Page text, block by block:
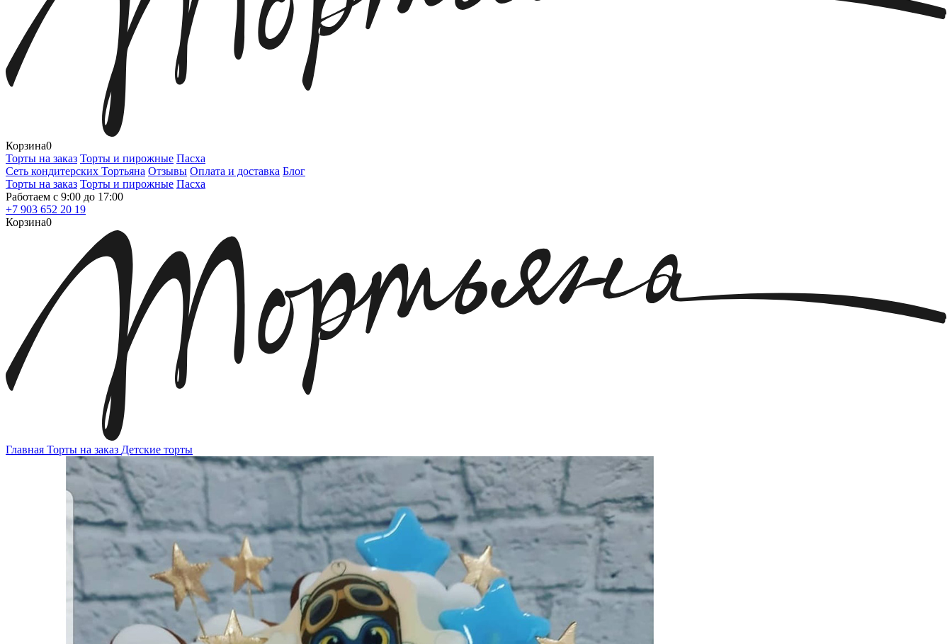
Корзина0
Торты на заказ Торты и пирожные Пасха
Сеть кондитерских Тортьяна Отзывы Оплата и доставка Блог
Торты на заказ Торты и пирожные Пасха
Работаем с 9:00 до 17:00
+7 903 652 20 19
Корзина0
Главная Торты на заказ Детские торты